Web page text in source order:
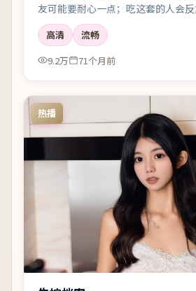
友可能要耐心一点；吃这套的人会反
高清
流畅
9.2万
71个月前
热播